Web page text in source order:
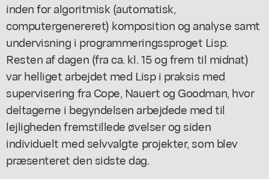
inden for algoritmisk (automatisk,
computergenereret) komposition og analyse samt
undervisning i programmeringssproget Lisp.
Resten af dagen (fra ca. kl. 15 og frem til midnat)
var helliget arbejdet med Lisp i praksis med
supervisering fra Cope, Nauert og Goodman, hvor
deltagerne i begyndelsen arbejdede med til
lejligheden fremstillede øvelser og siden
individuelt med selvvalgte projekter, som blev
præsenteret den sidste dag.